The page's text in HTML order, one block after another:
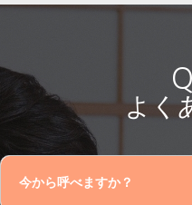
宴会場所
よく
今から呼べますか？